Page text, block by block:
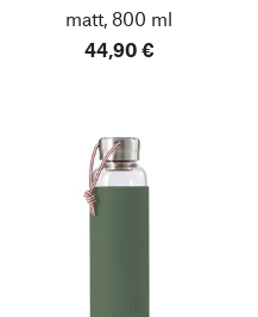
matt, 800 ml
44,90 €